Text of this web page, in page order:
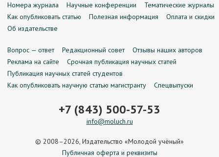
Номера журнала Научные конференции
Тематические журналы
Как опубликовать статью
Полезная информация
Оплата и скидки
Об издательстве
Вопрос — ответ Редакционный совет
Отзывы наших авторов
Реклама на сайте
Срочная публикация научных статей
Публикация научных статей студентов
Как опубликовать научную статью магистранту
Спецвыпуски
+7 (843) 500-57-53
info@moluch.ru
© 2008–2026, Издательство «Молодой учёный»
Публичная оферта и реквизиты